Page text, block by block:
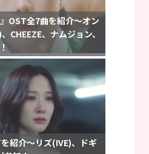
OST全7曲を紹介〜オン
CHEEZE、ナムジョン、
紹介〜リズ(IVE)、ドギ